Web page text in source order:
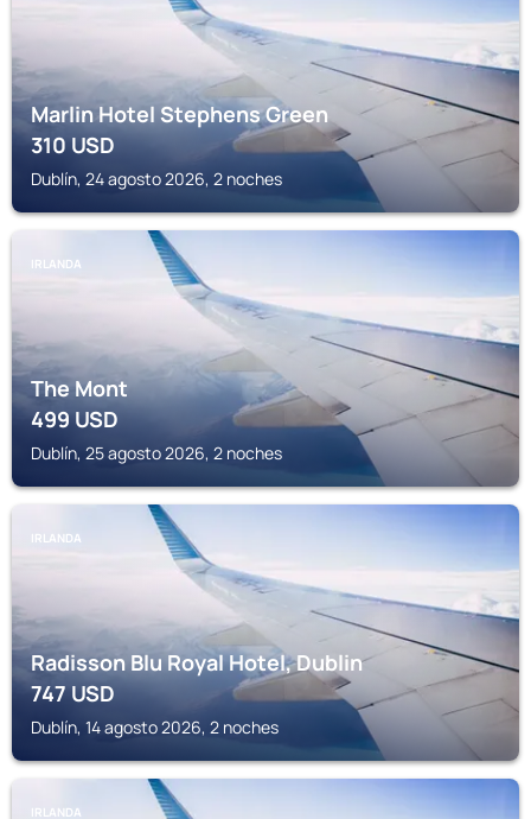
Marlin Hotel Stephens Green
310USD
Dublín, 24 agosto 2026, 2 noches
IRLANDA
The Mont
499USD
Dublín, 25 agosto 2026, 2 noches
IRLANDA
Radisson Blu Royal Hotel, Dublin
747USD
Dublín, 14 agosto 2026, 2 noches
IRLANDA